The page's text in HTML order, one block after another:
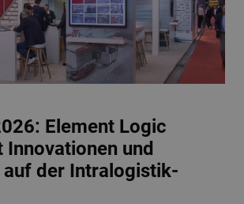
Element Logic
und
auf der Intralogistik-